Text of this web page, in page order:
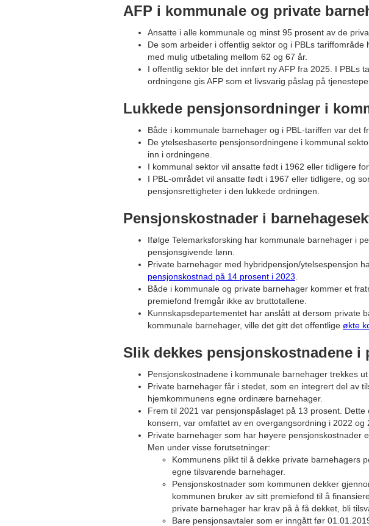
AFP i kommunale og private
Ansatte i alle kommunale og minst 95 prosent av de
De som arbeider i offentlig sektor og i PBLs
med mulig utbetaling mellom 62 og 67 år.
I offentlig sektor ble det innført ny AFP fra 2025. I PBLs
ordningene gis AFP som et livsvarig påslag på
Lukkede pensjonsordninger i
Både i kommunale barnehager og i PBL-tariffen var det
De ytelsesbaserte pensjonsordningene i kommunal
inn i ordningene.
I kommunal sektor vil ansatte født i 1962 eller tidligere
I PBL-området vil ansatte født i 1967 eller tidligere, og
pensjonsrettigheter i den lukkede ordningen.
Pensjonskostnader i
Ifølge Telemarksforsking har kommunale barnehager i
pensjonsgivende lønn.
Private barnehager med hybridpensjon/ytelsespensjon
pensjonskostnad på 14 prosent i 2023.
Både i kommunale og private barnehager kommer et
premiefond fremgår ikke av bruttotallene.
Kunnskapsdepartementet har anslått at dersom private
kommunale barnehager, ville det gitt det offentlige økte
Slik dekkes pensjonskostnadene i
Pensjonskostnadene i kommunale barnehager trekkes
Private barnehager får i stedet, som en integrert del av
hjemkommunens egne ordinære barnehager.
Frem til 2021 var pensjonspåslaget på 13 prosent.
konsern, var omfattet av en overgangsordning i 2022 og
Private barnehager som har høyere pensjonskostnader
Men under visse forutsetninger:
Kommunens plikt til å dekke private barnehagers
egne tilsvarende barnehager.
Pensjonskostnader som kommunen dekker
kommunen bruker av sitt premiefond til å
private barnehager har krav på å få dekket, bli
Bare pensjonsavtaler som er inngått før